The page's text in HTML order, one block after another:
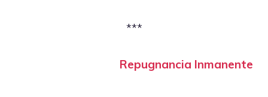
***
Repugnancia Inmanente